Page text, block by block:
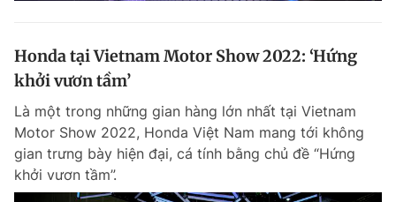
Honda tại Vietnam Motor Show 2022: ‘Hứng
khởi vươn tầm’
Là một trong những gian hàng lớn nhất tại Vietnam
Motor Show 2022, Honda Việt Nam mang tới không
gian trưng bày hiện đại, cá tính bằng chủ đề “Hứng
khởi vươn tầm”.